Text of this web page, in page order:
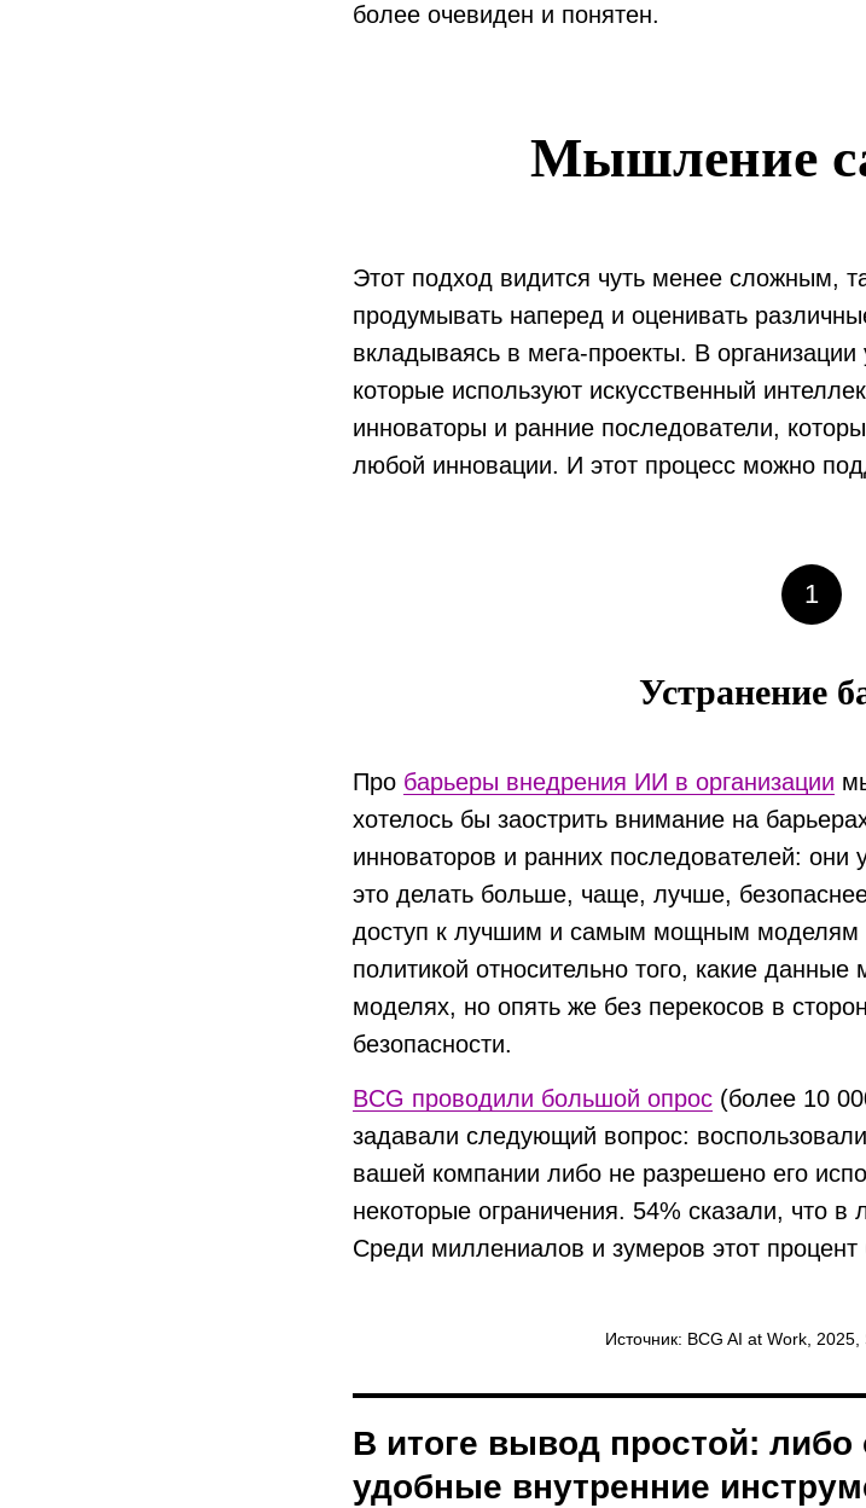
более очевиден и понятен.
Мышление
Этот подход видится чуть менее сложным,
продумывать наперед и оценивать
вкладываясь в мега-проекты. В организации
которые используют искусственный
инноваторы и ранние последователи,
любой инновации. И этот процесс можно
1
Устранение
Про барьеры внедрения ИИ в организации
хотелось бы заострить внимание на
инноваторов и ранних последователей: они
это делать больше, чаще, лучше,
доступ к лучшим и самым мощным моделям
политикой относительно того, какие
моделях, но опять же без перекосов в
безопасности.
BCG проводили большой опрос (более 10
задавали следующий вопрос:
вашей компании либо не разрешено его
некоторые ограничения. 54% сказали, что
Среди миллениалов и зумеров этот
Источник: BCG AI at Work,
В итоге вывод простой: либо
удобные внутренние